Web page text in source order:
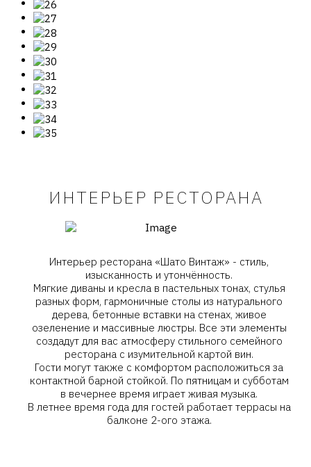
ИНТЕРЬЕР РЕСТОРАНА
Интерьер ресторана «Шато Винтаж» - стиль,
изысканность и утончённость.
Мягкие диваны и кресла в пастельных тонах, стулья
разных форм, гармоничные столы из натурального
дерева, бетонные вставки на стенах, живое
озеленение и массивные люстры. Все эти элементы
создадут для вас атмосферу стильного семейного
ресторана с изумительной картой вин.
Гости могут также с комфортом расположиться за
контактной барной стойкой. По пятницам и субботам
в вечернее время играет живая музыка.
В летнее время года для гостей работает террасы на
балконе 2-ого этажа.